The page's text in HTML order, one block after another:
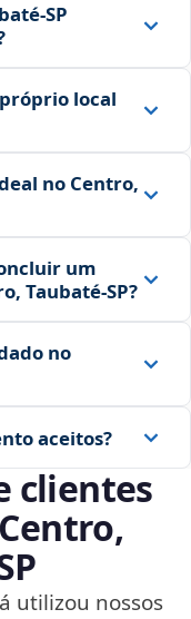
local
no Centro,
um
Taubaté‑SP?
no
aceitos?
clientes
utilizou nossos